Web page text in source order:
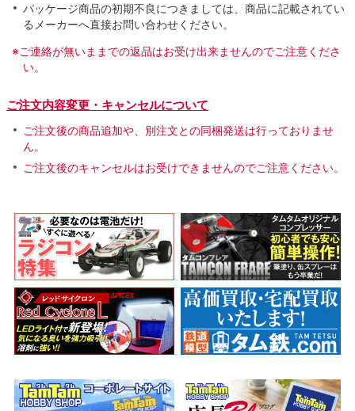
パッケージ商品の初期不良につきましては、商品に記載されてい
るメーカーへ直接お問い合わせください。
※ご連絡が無いままでの返品はお受け出来ませんのでご注意くださ
い。
ご注文内容変更・キャンセルについて
ご注文後の商品追加や、別注文との同梱発送は行っておりませ
ん。
ご注文後のキャンセルはお受けできませんのでご注意ください。